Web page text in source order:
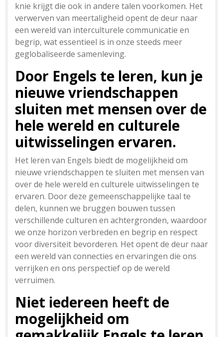
knie krijgt die ook in andere talen voorkomen. Het
verwerven van meertaligheid opent de deur naar
een wereld van interculturele communicatie en
begrip, wat essentieel is in onze steeds meer
geglobaliseerde samenleving.
Door Engels te leren, kun je
nieuwe vriendschappen
sluiten met mensen over de
hele wereld en culturele
uitwisselingen ervaren.
Het leren van Engels biedt de mogelijkheid om
nieuwe vriendschappen te sluiten met mensen van
over de hele wereld en culturele uitwisselingen te
ervaren. Door deze gemeenschappelijke taal te
delen, kunnen we bruggen bouwen tussen
verschillende culturen en achtergronden, waardoor
we onze horizon verbreden en begrip en respect
voor diversiteit bevorderen. Het opent de deur naar
een wereld van connecties en ervaringen die ons
verrijken en ons perspectief op de wereld
verruimen.
Niet iedereen heeft de
mogelijkheid om